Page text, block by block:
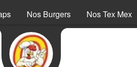
Nos Burgers Nos Tex Mex